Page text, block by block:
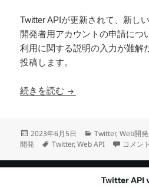
Twitter APIが更新されて、新し
開発者用アカウントの申請につ
利用に関する説明の入力が難解
投稿します。
続きを読む Twitter API 利用申請
投
稿
2023年6月5日
カ
テ
ー
Twitter,Web開発
開発
タ
Twitter,Web API Twitter
コメン